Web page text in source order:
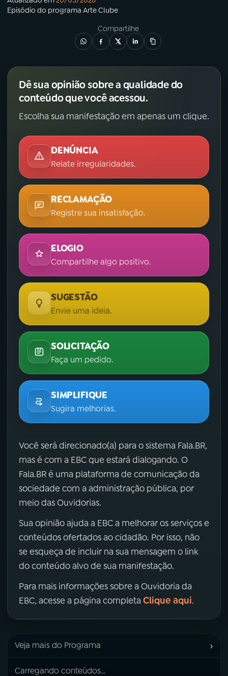
Episódio do programa Arte Clube
Compartilhe
Dê sua opinião sobre a qualidade do
conteúdo que você acessou.
Escolha sua manifestação em apenas um clique.
DENÚNCIA
Relate irregularidades.
RECLAMAÇÃO
Registre sua insatisfação.
ELOGIO
Compartilhe algo positivo.
SUGESTÃO
Envie uma ideia.
SOLICITAÇÃO
Faça um pedido.
SIMPLIFIQUE
Sugira melhorias.
Você será direcionado(a) para o sistema Fala.BR,
mas é com a EBC que estará dialogando. O
Fala.BR é uma plataforma de comunicação da
sociedade com a administração pública, por
meio das Ouvidorias.
Sua opinião ajuda a EBC a melhorar os serviços e
conteúdos ofertados ao cidadão. Por isso, não
se esqueça de incluir na sua mensagem o link
do conteúdo alvo de sua manifestação.
Para mais informações sobre a Ouvidoria da
EBC, acesse a página completa Clique aqui.
Veja mais do Programa ›
Carregando conteúdos...